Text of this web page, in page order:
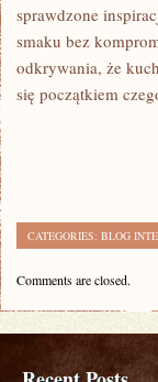
sprawdzone
smaku bez
odkrywania, że
się początkiem
CATEGORIES: BLOG
Comments are closed.